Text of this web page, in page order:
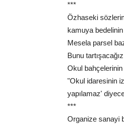
***
Özhaseki
kamuya
Mesela parsel
Bunu
Okul bahçelerinin
"Okul idaresinin
yapılamaz'
***
Organize sanayi